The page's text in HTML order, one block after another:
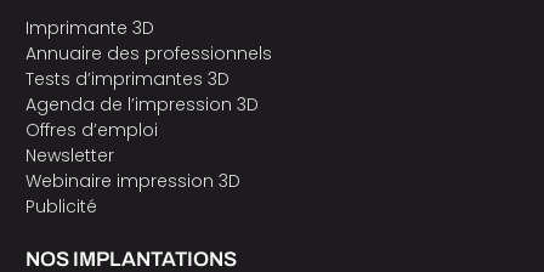
Imprimante 3D
Annuaire des professionnels
Tests d’imprimantes 3D
Agenda de l’impression 3D
Offres d’emploi
Newsletter
Webinaire impression 3D
Publicité
NOS IMPLANTATIONS